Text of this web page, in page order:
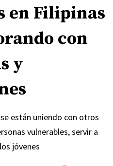
en Filipinas
con
y
están uniendo con otros
vulnerables, servir a
jóvenes